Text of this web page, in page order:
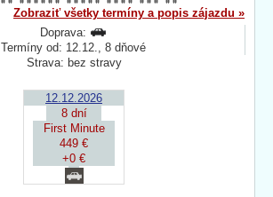
Zobraziť všetky termíny a popis zájazdu »
Doprava:
Termíny od: 12.12., 8 dňové
Strava: bez stravy
12.12.2026
8 dní
First Minute
449 €
+0 €